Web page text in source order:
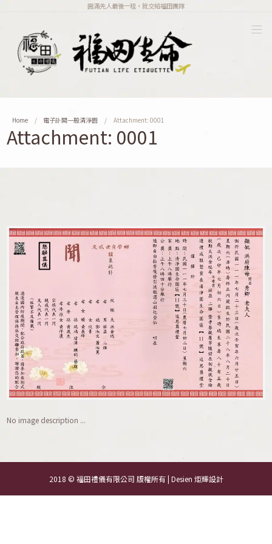
圓滿先人最後一程，就交給福田團隊
Home 電子訃聞一般清淨園 Attachment: 0001
Attachment: 0001
No image description ...
2018 © 福田禮儀有限公司 版權所有 | Desien 炬輝設計